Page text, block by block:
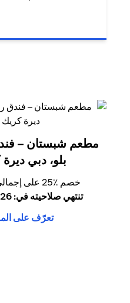
مطعم شبستان –
بلو، دبي
خصم ٪25 على إجمالي الفاتورة.
تنتهي صلاحيته في: 12/30/2026
تعرّف على